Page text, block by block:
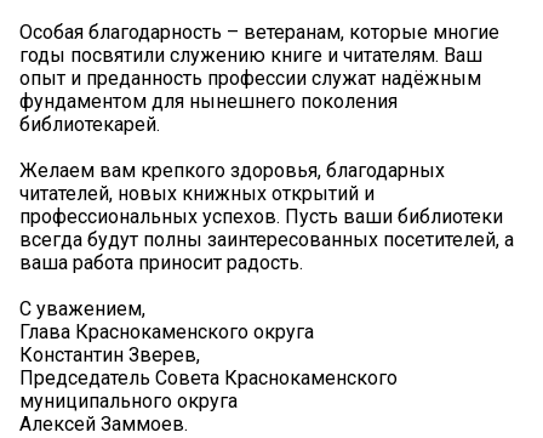
Особая благодарность – ветеранам, которые многие
годы посвятили служению книге и читателям. Ваш
опыт и преданность профессии служат надёжным
фундаментом для нынешнего поколения
библиотекарей.
Желаем вам крепкого здоровья, благодарных
читателей, новых книжных открытий и
профессиональных успехов. Пусть ваши библиотеки
всегда будут полны заинтересованных посетителей, а
ваша работа приносит радость.
С уважением,
Глава Краснокаменского округа
Константин Зверев,
Председатель Совета Краснокаменского
муниципального округа
Алексей Заммоев.